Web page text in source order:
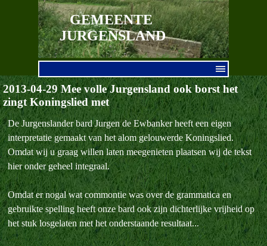
Ga naar de inhoud
GEMEENTE
JURGENSLAND
2013-04-29 Mee volle Jurgensland ook borst het
zingt Koningslied met
De Jurgenslander bard Jurgen de Ewbanker heeft een eigen
interpretatie gemaakt van het alom gelouwerde Koningslied.
Omdat wij u graag willen laten meegenieten plaatsen wij de tekst
hier onder geheel integraal.
Omdat er nogal wat commontie was over de grammatica en
gebruikte spelling heeft onze bard ook zijn dichterlijke vrijheid op
het stuk losgelaten met het onderstaande resultaat...